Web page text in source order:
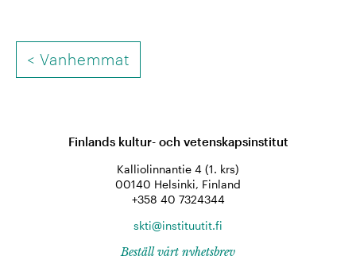
m
a
k
l
l
f
T
I
e
P
O
< Vanhemmat
Finlands kultur- och vetenskapsinstitut
Kalliolinnantie 4 (1. krs)
00140 Helsinki, Finland
+358 40 7324344
skti@instituutit.fi
Beställ vårt nyhetsbrev